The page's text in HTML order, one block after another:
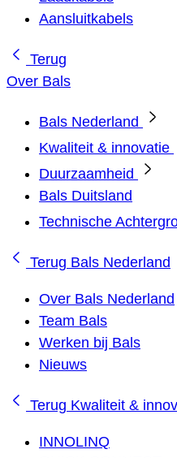
Aansluitkabels
Terug
Over Bals
Bals Nederland
Kwaliteit & innovatie
Duurzaamheid
Bals Duitsland
Technische
Terug Bals Nederland
Over Bals Nederland
Team Bals
Werken bij Bals
Nieuws
Terug Kwaliteit &
INNOLINQ